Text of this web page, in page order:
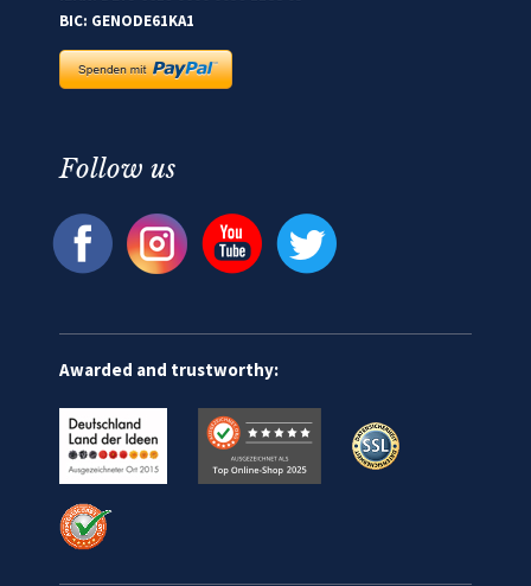
BIC: GENODE61KA1
Follow us
Awarded and trustworthy: